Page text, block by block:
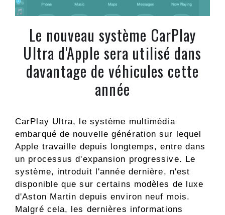
Le nouveau système CarPlay
Ultra d'Apple sera utilisé dans
davantage de véhicules cette
année
CarPlay Ultra, le système multimédia
embarqué de nouvelle génération sur lequel
Apple travaille depuis longtemps, entre dans
un processus d'expansion progressive. Le
système, introduit l'année dernière, n'est
disponible que sur certains modèles de luxe
d'Aston Martin depuis environ neuf mois.
Malgré cela, les dernières informations